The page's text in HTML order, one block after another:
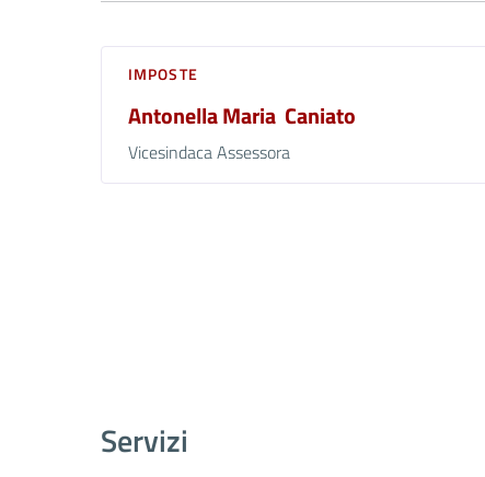
IMPOSTE
Antonella Maria Caniato
Vicesindaca Assessora
Servizi